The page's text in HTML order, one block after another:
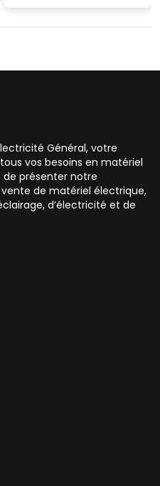
Général, votre
vos besoins en matériel
de présenter notre
de matériel électrique,
d’électricité et de